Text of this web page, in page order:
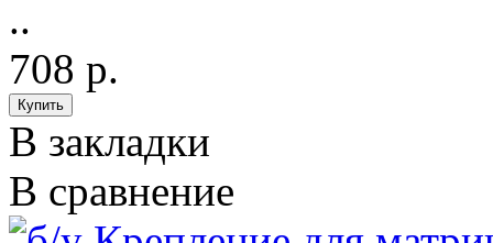
..
708 р.
В закладки
В сравнение